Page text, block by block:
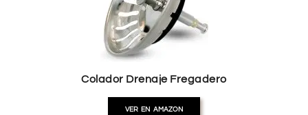
Colador Drenaje Fregadero
VER EN AMAZON